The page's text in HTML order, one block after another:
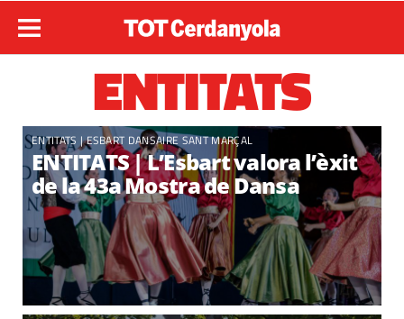
ENTITATS
ENTITATS |ESBART DANSAIRE SANT MARÇAL
ENTITATS | L’Esbart valora l’èxit
de la 43a Mostra de Dansa